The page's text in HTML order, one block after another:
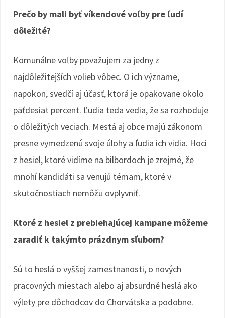
Prečo by mali byť víkendové voľby pre ľudí
dôležité?
Komunálne voľby považujem za jedny z
najdôležitejších volieb vôbec. O ich význame,
napokon, svedčí aj účasť, ktorá je opakovane okolo
päťdesiat percent. Ľudia teda vedia, že sa rozhoduje
o dôležitých veciach. Mestá aj obce majú zákonom
presne vymedzenú svoje úlohy a ľudia ich vidia. Hoci
z hesiel, ktoré vidíme na bilbordoch je zrejmé, že
mnohí kandidáti sa venujú témam, ktoré v
skutočnostiach nemôžu ovplyvniť.
Ktoré z hesiel z prebiehajúcej kampane môžeme
zaradiť k takýmto prázdnym sľubom?
Sú to heslá o vyššej zamestnanosti, o nových
pracovných miestach alebo aj absurdné heslá ako
výlety pre dôchodcov do Chorvátska a podobne.